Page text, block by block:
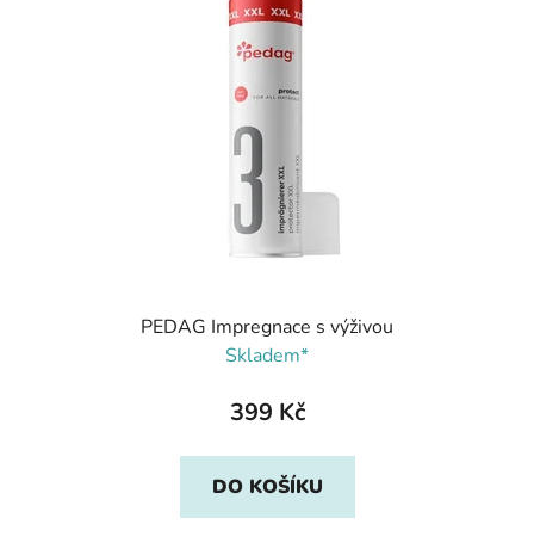
PEDAG Impregnace s výživou
Skladem*
399 Kč
DO KOŠÍKU